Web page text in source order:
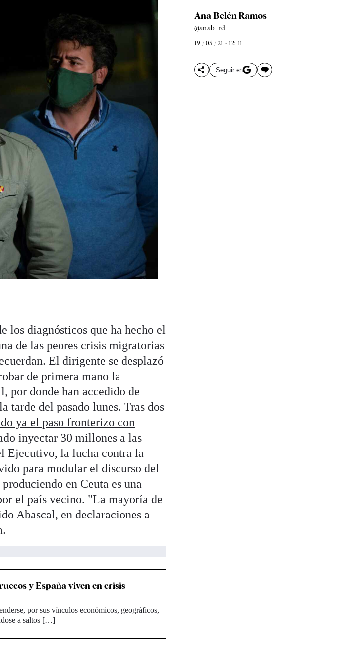
Ana Belén Ramos
@anab_rd
19 / 05 / 21 - 12: 11
Seguir en
los diagnósticos que ha hecho el
de las peores crisis migratorias
El dirigente se desplazó
de primera mano la
por donde han accedido de
tarde del pasado lunes. Tras dos
ya el paso fronterizo con
inyectar 30 millones a las
Ejecutivo, la lucha contra la
para modular el discurso del
en Ceuta es una
el país vecino. "La mayoría de
Abascal, en declaraciones a
y España viven en crisis
por sus vínculos económicos, geográficos,
a saltos […]